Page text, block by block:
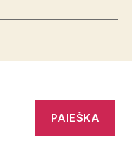
PAIEŠKA